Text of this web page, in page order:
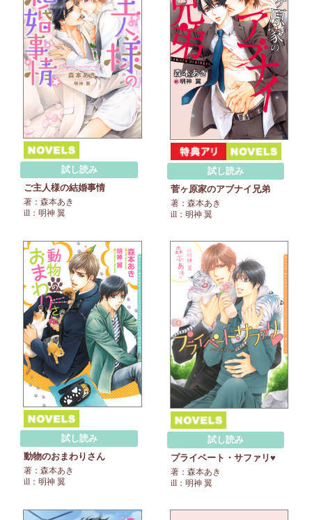
試し読み
ご主人様の結婚事情
著：森本あき
ill：明神 翼
試し読み
菅ヶ原家のアブナイ兄弟
著：森本あき
ill：明神 翼
試し読み
動物のおまわりさん
著：森本あき
ill：明神 翼
試し読み
プライベート・サファリ♥
著：森本あき
ill：明神 翼